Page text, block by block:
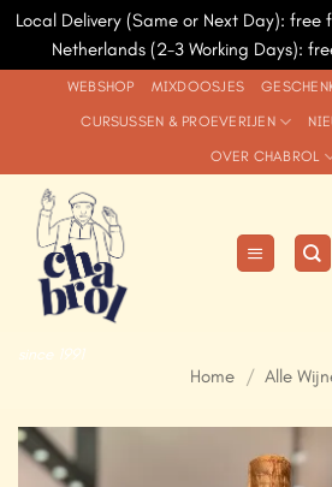
Local Delivery (Same or Next Day):
Netherlands (2-3 Working Days):
WEBSHOP MIXDOOSJES
CURSUSSEN & PROEVERIJEN
OVER CHABROL
since 1991
Home / Alle